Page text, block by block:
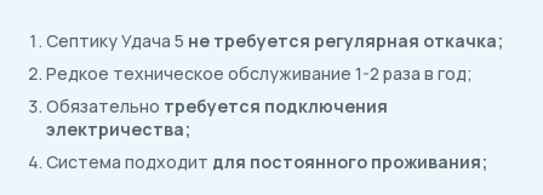
Септику Удача 5 не требуется регулярная откачка;
Редкое техническое обслуживание 1-2 раза в год;
Обязательно требуется подключения
электричества;
Система подходит для постоянного проживания;